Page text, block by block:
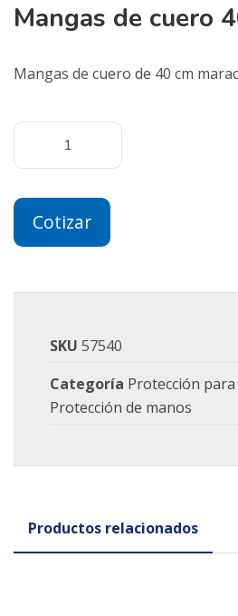
Mangas de cuero
Mangas de cuero de 40 cm
Cotizar
SKU 57540
Categoría Protección
Protección de manos
Productos relacionados